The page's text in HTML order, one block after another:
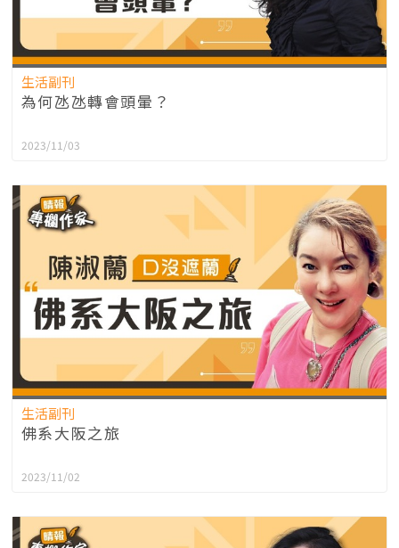
生活副刊
為何氹氹轉會頭暈？
2023/11/03
生活副刊
佛系大阪之旅
2023/11/02